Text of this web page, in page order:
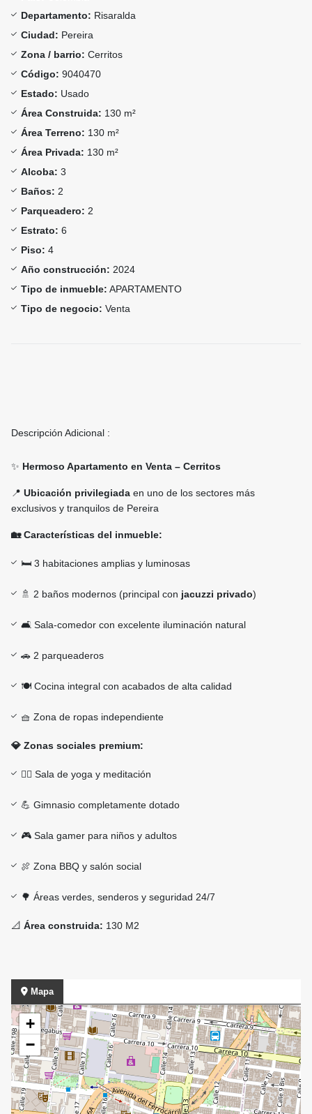
Departamento: Risaralda
Ciudad: Pereira
Zona / barrio: Cerritos
Código: 9040470
Estado: Usado
Área Construida: 130 m²
Área Terreno: 130 m²
Área Privada: 130 m²
Alcoba: 3
Baños: 2
Parqueadero: 2
Estrato: 6
Piso: 4
Año construcción: 2024
Tipo de inmueble: APARTAMENTO
Tipo de negocio: Venta
Descripción Adicional :
✨ Hermoso Apartamento en Venta – Cerritos
📍 Ubicación privilegiada en uno de los sectores más
exclusivos y tranquilos de Pereira
🏡 Características del inmueble:
🛏️ 3 habitaciones amplias y luminosas
🚿 2 baños modernos (principal con jacuzzi privado)
🛋️ Sala-comedor con excelente iluminación natural
🚗 2 parqueaderos
🍽️ Cocina integral con acabados de alta calidad
🧺 Zona de ropas independiente
💎 Zonas sociales premium:
🧘‍♀️ Sala de yoga y meditación
💪 Gimnasio completamente dotado
🎮 Sala gamer para niños y adultos
🍖 Zona BBQ y salón social
🌳 Áreas verdes, senderos y seguridad 24/7
📐 Área construida: 130 M2
Mapa
+
−